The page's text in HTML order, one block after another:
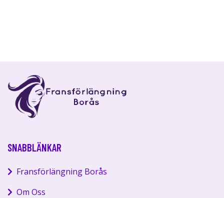
SNABBLÄNKAR
Fransförlängning Borås
Om Oss